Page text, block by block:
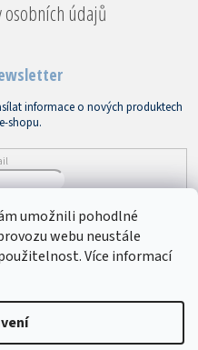
umožnili pohodlné
webu neustále
Více informací
osobních údajů
informace o nových produktech
shopu.
SE
. Všechna práva vyhrazena.